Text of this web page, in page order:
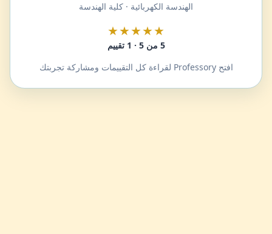
الهندسة الكهربائية · كلية الهندسة
★★★★★
5 من 5 · 1 تقييم
افتح Professory لقراءة كل التقييمات ومشاركة تجربتك